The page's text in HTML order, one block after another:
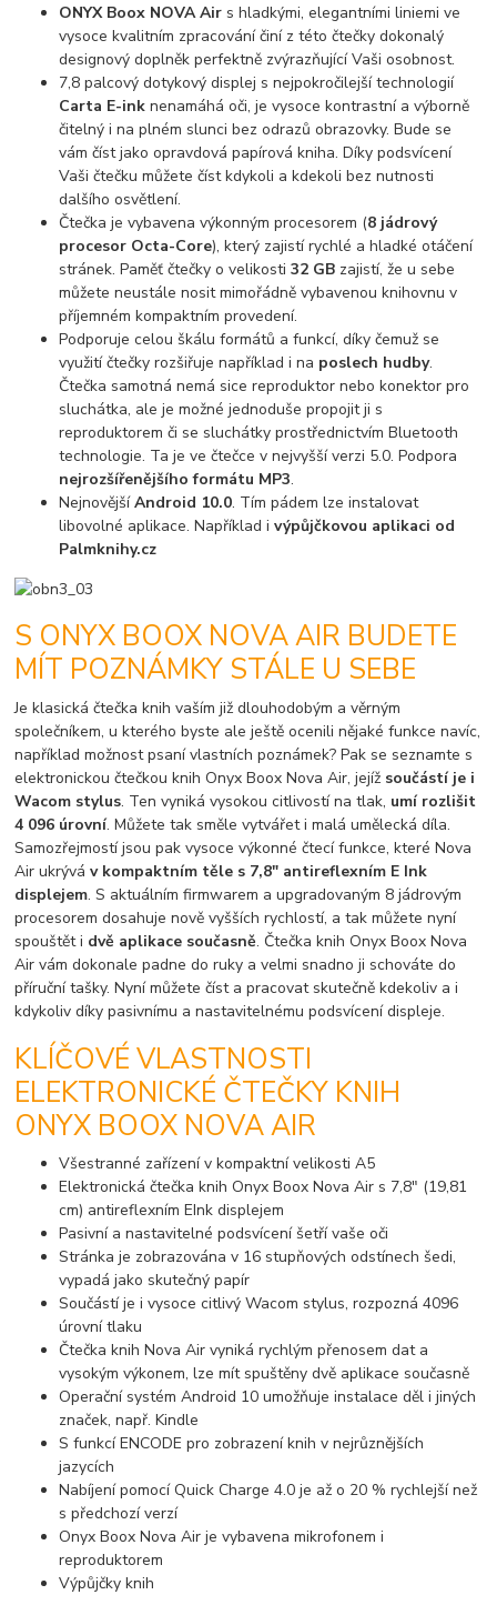
ONYX Boox NOVA Air s hladkými, elegantními liniemi ve
vysoce kvalitním zpracování činí z této čtečky dokonalý
designový doplněk perfektně zvýrazňující Vaši osobnost.
7,8 palcový dotykový displej s nejpokročilejší technologií
Carta E-ink nenamáhá oči, je vysoce kontrastní a výborně
čitelný i na plném slunci bez odrazů obrazovky. Bude se
vám číst jako opravdová papírová kniha. Díky podsvícení
Vaši čtečku můžete číst kdykoli a kdekoli bez nutnosti
dalšího osvětlení.
Čtečka je vybavena výkonným procesorem (8 jádrový
procesor Octa-Core), který zajistí rychlé a hladké otáčení
stránek. Paměť čtečky o velikosti32 GB zajistí, že u sebe
můžete neustále nosit mimořádně vybavenou knihovnu v
příjemném kompaktním provedení.
Podporuje celou škálu formátů a funkcí, díky čemuž se
využití čtečky rozšiřuje například i na poslech hudby.
Čtečka samotná nemá sice reproduktor nebo konektor pro
sluchátka, ale je možné jednoduše propojit ji s
reproduktorem či se sluchátky prostřednictvím Bluetooth
technologie. Ta je ve čtečce v nejvyšší verzi 5.0. Podpora
nejrozšířenějšího formátu MP3.
NejnovějšíAndroid 10.0. Tím pádem lze instalovat
libovolné aplikace. Například ivýpůjčkovou aplikaci od
Palmknihy.cz
S ONYX BOOX NOVA AIR BUDETE
MÍT POZNÁMKY STÁLE U SEBE
Je klasická čtečka knih vaším již dlouhodobým a věrným
společníkem, u kterého byste ale ještě ocenili nějaké funkce navíc,
například možnost psaní vlastních poznámek? Pak se seznamte s
elektronickou čtečkou knih Onyx Boox Nova Air, jejíž součástí je i
Wacom stylus. Ten vyniká vysokou citlivostí na tlak, umí rozlišit
4 096 úrovní. Můžete tak směle vytvářet i malá umělecká díla.
Samozřejmostí jsou pak vysoce výkonné čtecí funkce, které Nova
Air ukrýváv kompaktním těle s 7,8" antireflexním E Ink
displejem. S aktuálním firmwarem a upgradovaným 8 jádrovým
procesorem dosahuje nově vyšších rychlostí, a tak můžete nyní
spouštět i dvě aplikace současně. Čtečka knih Onyx Boox Nova
Air vám dokonale padne do ruky a velmi snadno ji schováte do
příruční tašky. Nyní můžete číst a pracovat skutečně kdekoliv a i
kdykoliv díky pasivnímu a nastavitelnému podsvícení displeje.
KLÍČOVÉ VLASTNOSTI
ELEKTRONICKÉ ČTEČKY KNIH
ONYX BOOX NOVA AIR
Všestranné zařízení v kompaktní velikosti A5
Elektronická čtečka knih Onyx Boox Nova Air s 7,8" (19,81
cm) antireflexním EInk displejem
Pasivní a nastavitelné podsvícení šetří vaše oči
Stránka je zobrazována v 16 stupňových odstínech šedi,
vypadá jako skutečný papír
Součástí je i vysoce citlivý Wacom stylus, rozpozná 4096
úrovní tlaku
Čtečka knih Nova Air vyniká rychlým přenosem dat a
vysokým výkonem, lze mít spuštěny dvě aplikace současně
Operační systém Android 10 umožňuje instalace děl i jiných
značek, např. Kindle
S funkcí ENCODE pro zobrazení knih v nejrůznějších
jazycích
Nabíjení pomocí Quick Charge 4.0 je až o 20 % rychlejší než
s předchozí verzí
Onyx Boox Nova Air je vybavena mikrofonem i
reproduktorem
Výpůjčky knih